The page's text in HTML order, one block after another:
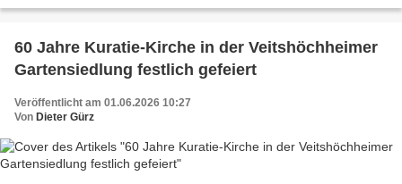
60 Jahre Kuratie-Kirche in der Veitshöchheimer
Gartensiedlung festlich gefeiert
Veröffentlicht am 01.06.2026 10:27
Von Dieter Gürz